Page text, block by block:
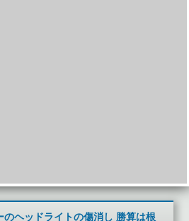
のヘッドライトの傷消し 勝算は根